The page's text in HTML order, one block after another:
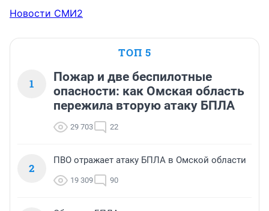
Новости СМИ2
ТОП 5
1
Пожар и две беспилотные
опасности: как Омская область
пережила вторую атаку БПЛА
29 703 22
2
ПВО отражает атаку БПЛА в Омской области
19 309 90